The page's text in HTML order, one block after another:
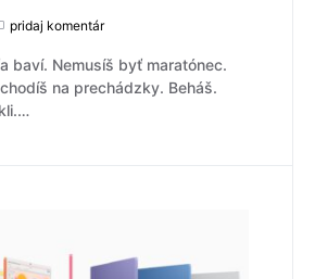
pridaj komentár
baví. Nemusíš byť maratónec.
na prechádzky. Beháš.